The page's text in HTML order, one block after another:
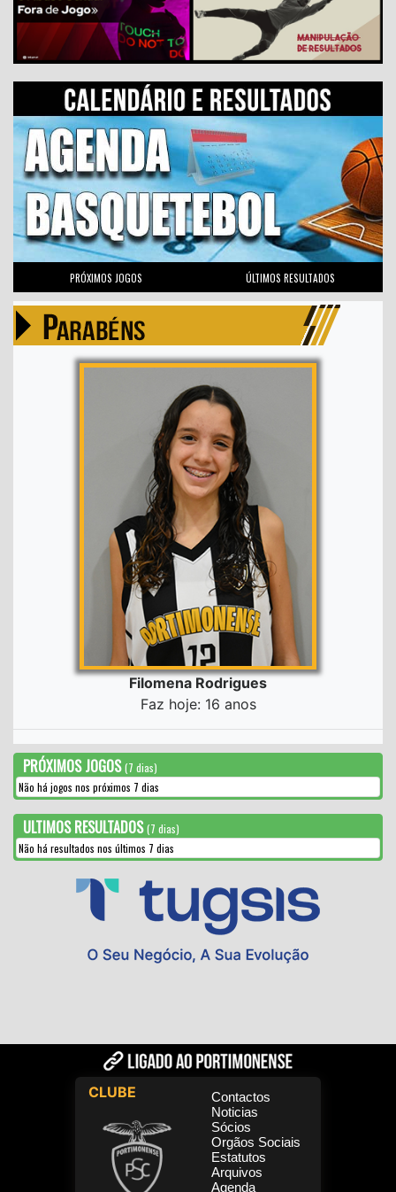
PRÓXIMOS JOGOS ÚLTIMOS RESULTADOS
Filomena Rodrigues
Faz hoje: 16 anos
PRÓXIMOS JOGOS(7 dias)
Não há jogos nos próximos 7 dias
ULTIMOS RESULTADOS(7 dias)
Não há resultados nos últimos 7 dias
CLUBE
Contactos
Noticias
Sócios
Orgãos Sociais
Estatutos
Arquivos
Agenda